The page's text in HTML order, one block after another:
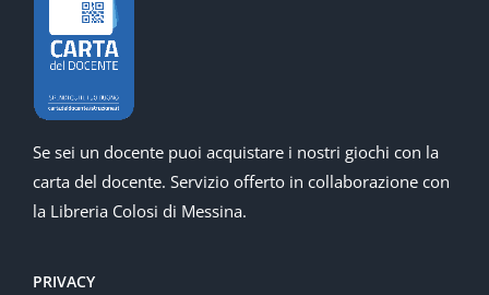
Se sei un docente puoi acquistare i nostri giochi con la
carta del docente. Servizio offerto in collaborazione con
la Libreria Colosi di Messina.
PRIVACY